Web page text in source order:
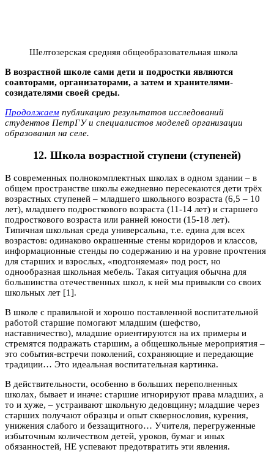
Шелтозерская средняя общеобразовательная школа
В возрастной школе сами дети и подростки являются
соавторами, организаторами, а затем и хранителями-
созидателями своей среды.
Продолжаем публикацию результатов исследований
студентов ПетрГУ и специалистов моделей организации
образования на селе.
12. Школа возрастной ступени (ступеней)
В современных полнокомплектных школах в одном здании – в
общем пространстве школы ежедневно пересекаются дети трёх
возрастных ступеней – младшего школьного возраста (6,5 – 10
лет), младшего подросткового возраста (11-14 лет) и старшего
подросткового возраста или ранней юности (15-18 лет).
Типичная школьная среда универсальна, т.е. едина для всех
возрастов: одинаково окрашенные стены коридоров и классов,
информационные стенды по содержанию и на уровне прочтения
для старших и взрослых, «подгоняемая» под рост, но
однообразная школьная мебель. Такая ситуация обычна для
большинства отечественных школ, к ней мы привыкли со своих
школьных лет [1].
В школе с правильной и хорошо поставленной воспитательной
работой старшие помогают младшим (шефство,
наставничество), младшие ориентируются на их примеры и
стремятся подражать старшим, а общешкольные мероприятия –
это события-встречи поколений, сохраняющие и передающие
традиции… Это идеальная воспитательная картинка.
В действительности, особенно в больших переполненных
школах, бывает и иначе: старшие игнорируют права младших, а
то и хуже, – устраивают школьную дедовщину; младшие через
старших получают образцы и опыт сквернословия, курения,
унижения слабого и беззащитного… Учителя, перегруженные
избыточным количеством детей, уроков, бумаг и иных
обязанностей, НЕ успевают предотвратить эти явления.